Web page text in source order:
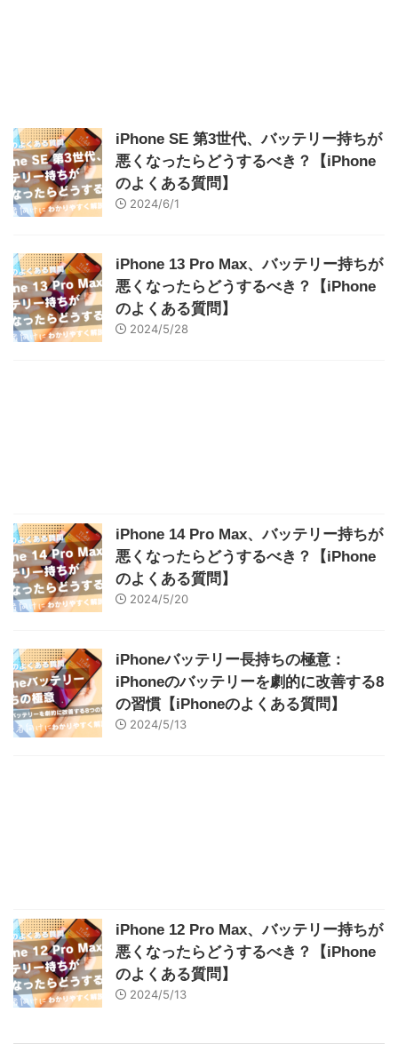
iPhone SE 第3世代、バッテリー持ちが
悪くなったらどうするべき？【iPhone
のよくある質問】
2024/6/1
iPhone 13 Pro Max、バッテリー持ちが
悪くなったらどうするべき？【iPhone
のよくある質問】
2024/5/28
iPhone 14 Pro Max、バッテリー持ちが
悪くなったらどうするべき？【iPhone
のよくある質問】
2024/5/20
iPhoneバッテリー長持ちの極意：
iPhoneのバッテリーを劇的に改善する8
の習慣【iPhoneのよくある質問】
2024/5/13
iPhone 12 Pro Max、バッテリー持ちが
悪くなったらどうするべき？【iPhone
のよくある質問】
2024/5/13